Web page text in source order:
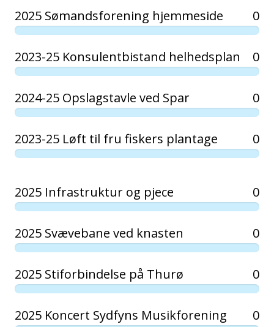
2025 Sømandsforening hjemmeside 0
2023-25 Konsulentbistand helhedsplan 0
2024-25 Opslagstavle ved Spar 0
2023-25 Løft til fru fiskers plantage 0
2025 Infrastruktur og pjece 0
2025 Svævebane ved knasten 0
2025 Stiforbindelse på Thurø 0
2025 Koncert Sydfyns Musikforening 0